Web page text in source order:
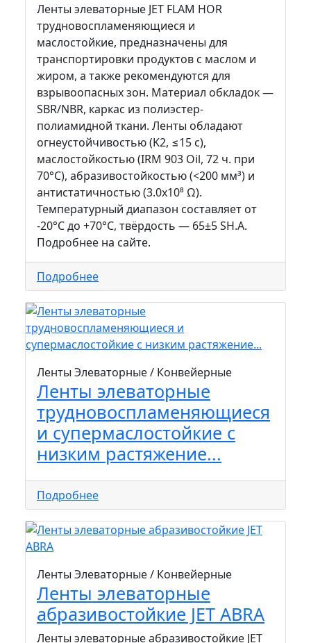
Ленты элеваторные JET FLAM HOR
трудновоспламеняющиеся и
маслостойкие, предназначены для
транспортировки продуктов с маслом и
жиром, а также рекомендуются для
взрывоопасных зон. Материал обкладок —
SBR/NBR, каркас из полиэстер-
полиамидной ткани. Ленты обладают
огнеустойчивостью (K2, ≤15 с),
маслостойкостью (IRM 903 Oil, 72 ч. при
70°C), абразивостойкостью (<200 мм³) и
антистатичностью (3.0х10⁸ Ω).
Температурный диапазон составляет от
-20°С до +70°C, твёрдость — 65±5 SH.A.
Подробнее на сайте.
Подробнее
Ленты Элеваторные / Конвейерные
Ленты элеваторные
трудновоспламеняющиеся
и супермаслостойкие с
низким растяжение...
Подробнее
Ленты Элеваторные / Конвейерные
Ленты элеваторные
абразивостойкие JET ABRA
Ленты элеваторные абразивостойкие JET